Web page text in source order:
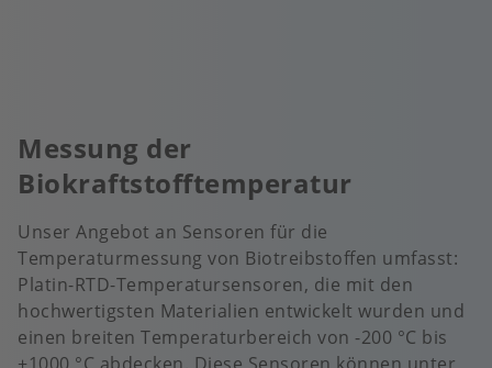
Messung der
Biokraftstofftemperatur
Unser Angebot an Sensoren für die
Temperaturmessung von Biotreibstoffen umfasst:
Platin-RTD-Temperatursensoren, die mit den
hochwertigsten Materialien entwickelt wurden und
einen breiten Temperaturbereich von -200 °C bis